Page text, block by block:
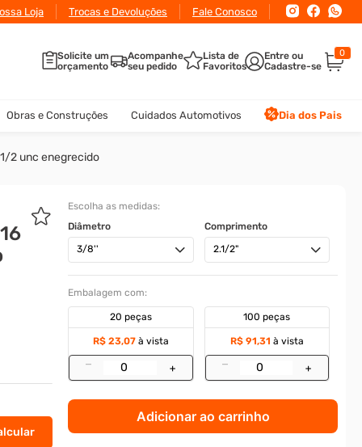
Loja Trocas e Devoluções Fale Conosco
Solicite um
orçamento
Acompanhe
seu pedido
Lista de
Favoritos
0
Obras e Construções Cuidados Automotivos Dia dos Pais
2 unc enegrecido
Escolha as medidas:
Diâmetro
3/8''
Comprimento
2.1/2"
Embalagem com:
20 peças
R$ 23,07à vista
– +
100 peças
R$ 91,31 à vista
– +
Adicionar ao carrinho